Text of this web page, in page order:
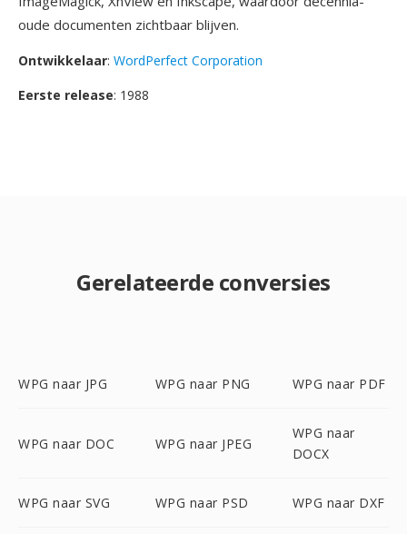
oude documenten zichtbaar blijven.
Ontwikkelaar: WordPerfect Corporation
Eerste release: 1988
Gerelateerde conversies
WPG naar JPG WPG naar PNG WPG naar PDF
WPG naar DOC WPG naar JPEG
WPG naar
DOCX
WPG naar SVG WPG naar PSD WPG naar DXF